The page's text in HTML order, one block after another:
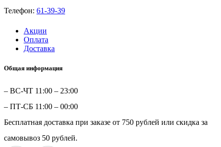
Телефон: 61-39-39
Акции
Оплата
Доставка
Общая информация
– ВС-ЧТ 11:00 – 23:00
– ПТ-СБ 11:00 – 00:00
Бесплатная доставка при заказе от 750 рублей или скидка за
самовывоз 50 рублей.